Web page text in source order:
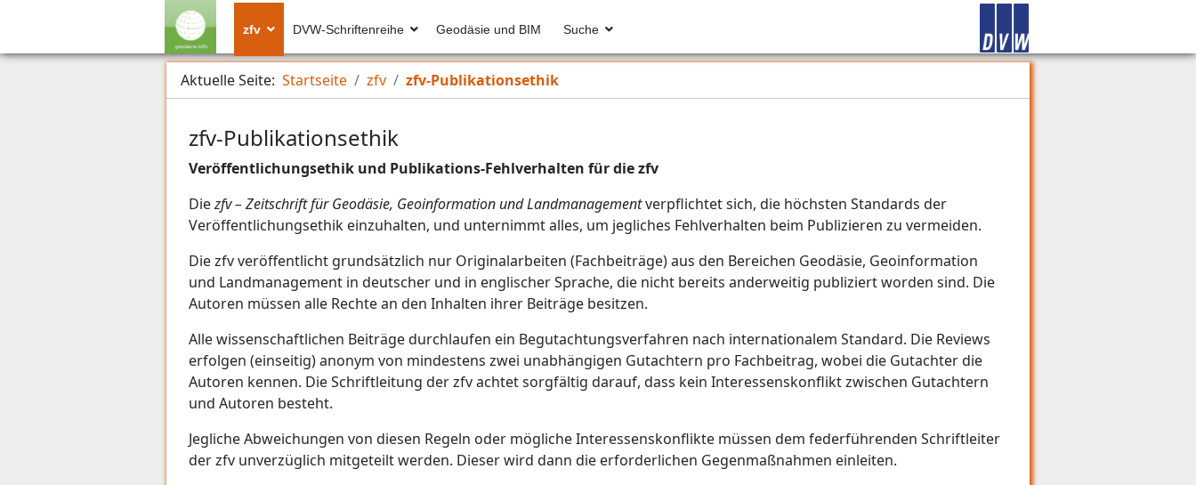
zfv DVW-Schriftenreihe Geodäsie und BIM Suche
Aktuelle Seite: Startseite zfv zfv-Publikationsethik
zfv-Publikationsethik
Veröffentlichungsethik und Publikations-Fehlverhalten für die zfv
Diezfv – Zeitschrift für Geodäsie, Geoinformation und Landmanagementverpflichtet sich, die höchsten Standards der
Veröffentlichungsethik einzuhalten, und unternimmt alles, um jegliches Fehlverhalten beim Publizieren zu vermeiden.
Die zfv veröffentlicht grundsätzlich nur Originalarbeiten (Fachbeiträge) aus den Bereichen Geodäsie, Geoinformation
und Landmanagement in deutscher und in englischer Sprache, die nicht bereits anderweitig publiziert worden sind. Die
Autoren müssen alle Rechte an den Inhalten ihrer Beiträge besitzen.
Alle wissenschaftlichen Beiträge durchlaufen ein Begutachtungsverfahren nach internationalem Standard. Die Reviews
erfolgen (einseitig) anonym von mindestens zwei unabhängigen Gutachtern pro Fachbeitrag, wobei die Gutachter die
Autoren kennen. Die Schriftleitung der zfv achtet sorgfältig darauf, dass kein Interessenskonflikt zwischen Gutachtern
und Autoren besteht.
Jegliche Abweichungen von diesen Regeln oder mögliche Interessenskonflikte müssen dem federführenden Schriftleiter
der zfv unverzüglich mitgeteilt werden. Dieser wird dann die erforderlichen Gegenmaßnahmen einleiten.